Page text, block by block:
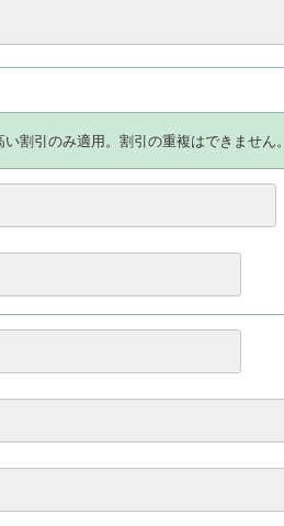
割引のみ適用。割引の重複はできません。